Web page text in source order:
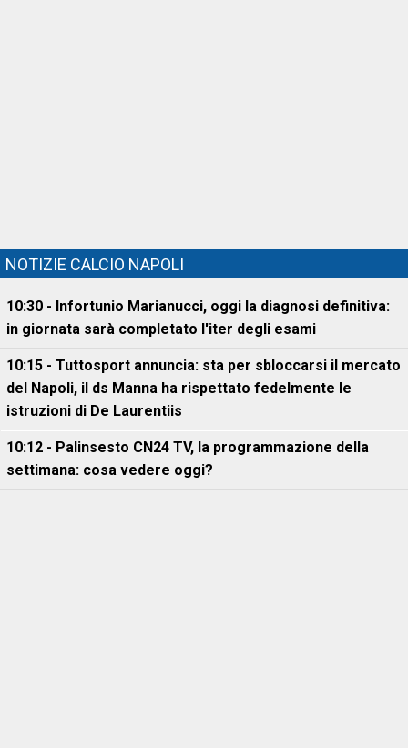
NOTIZIE CALCIO NAPOLI
10:30 - Infortunio Marianucci, oggi la diagnosi definitiva:
in giornata sarà completato l'iter degli esami
10:15 - Tuttosport annuncia: sta per sbloccarsi il mercato
del Napoli, il ds Manna ha rispettato fedelmente le
istruzioni di De Laurentiis
10:12 - Palinsesto CN24 TV, la programmazione della
settimana: cosa vedere oggi?